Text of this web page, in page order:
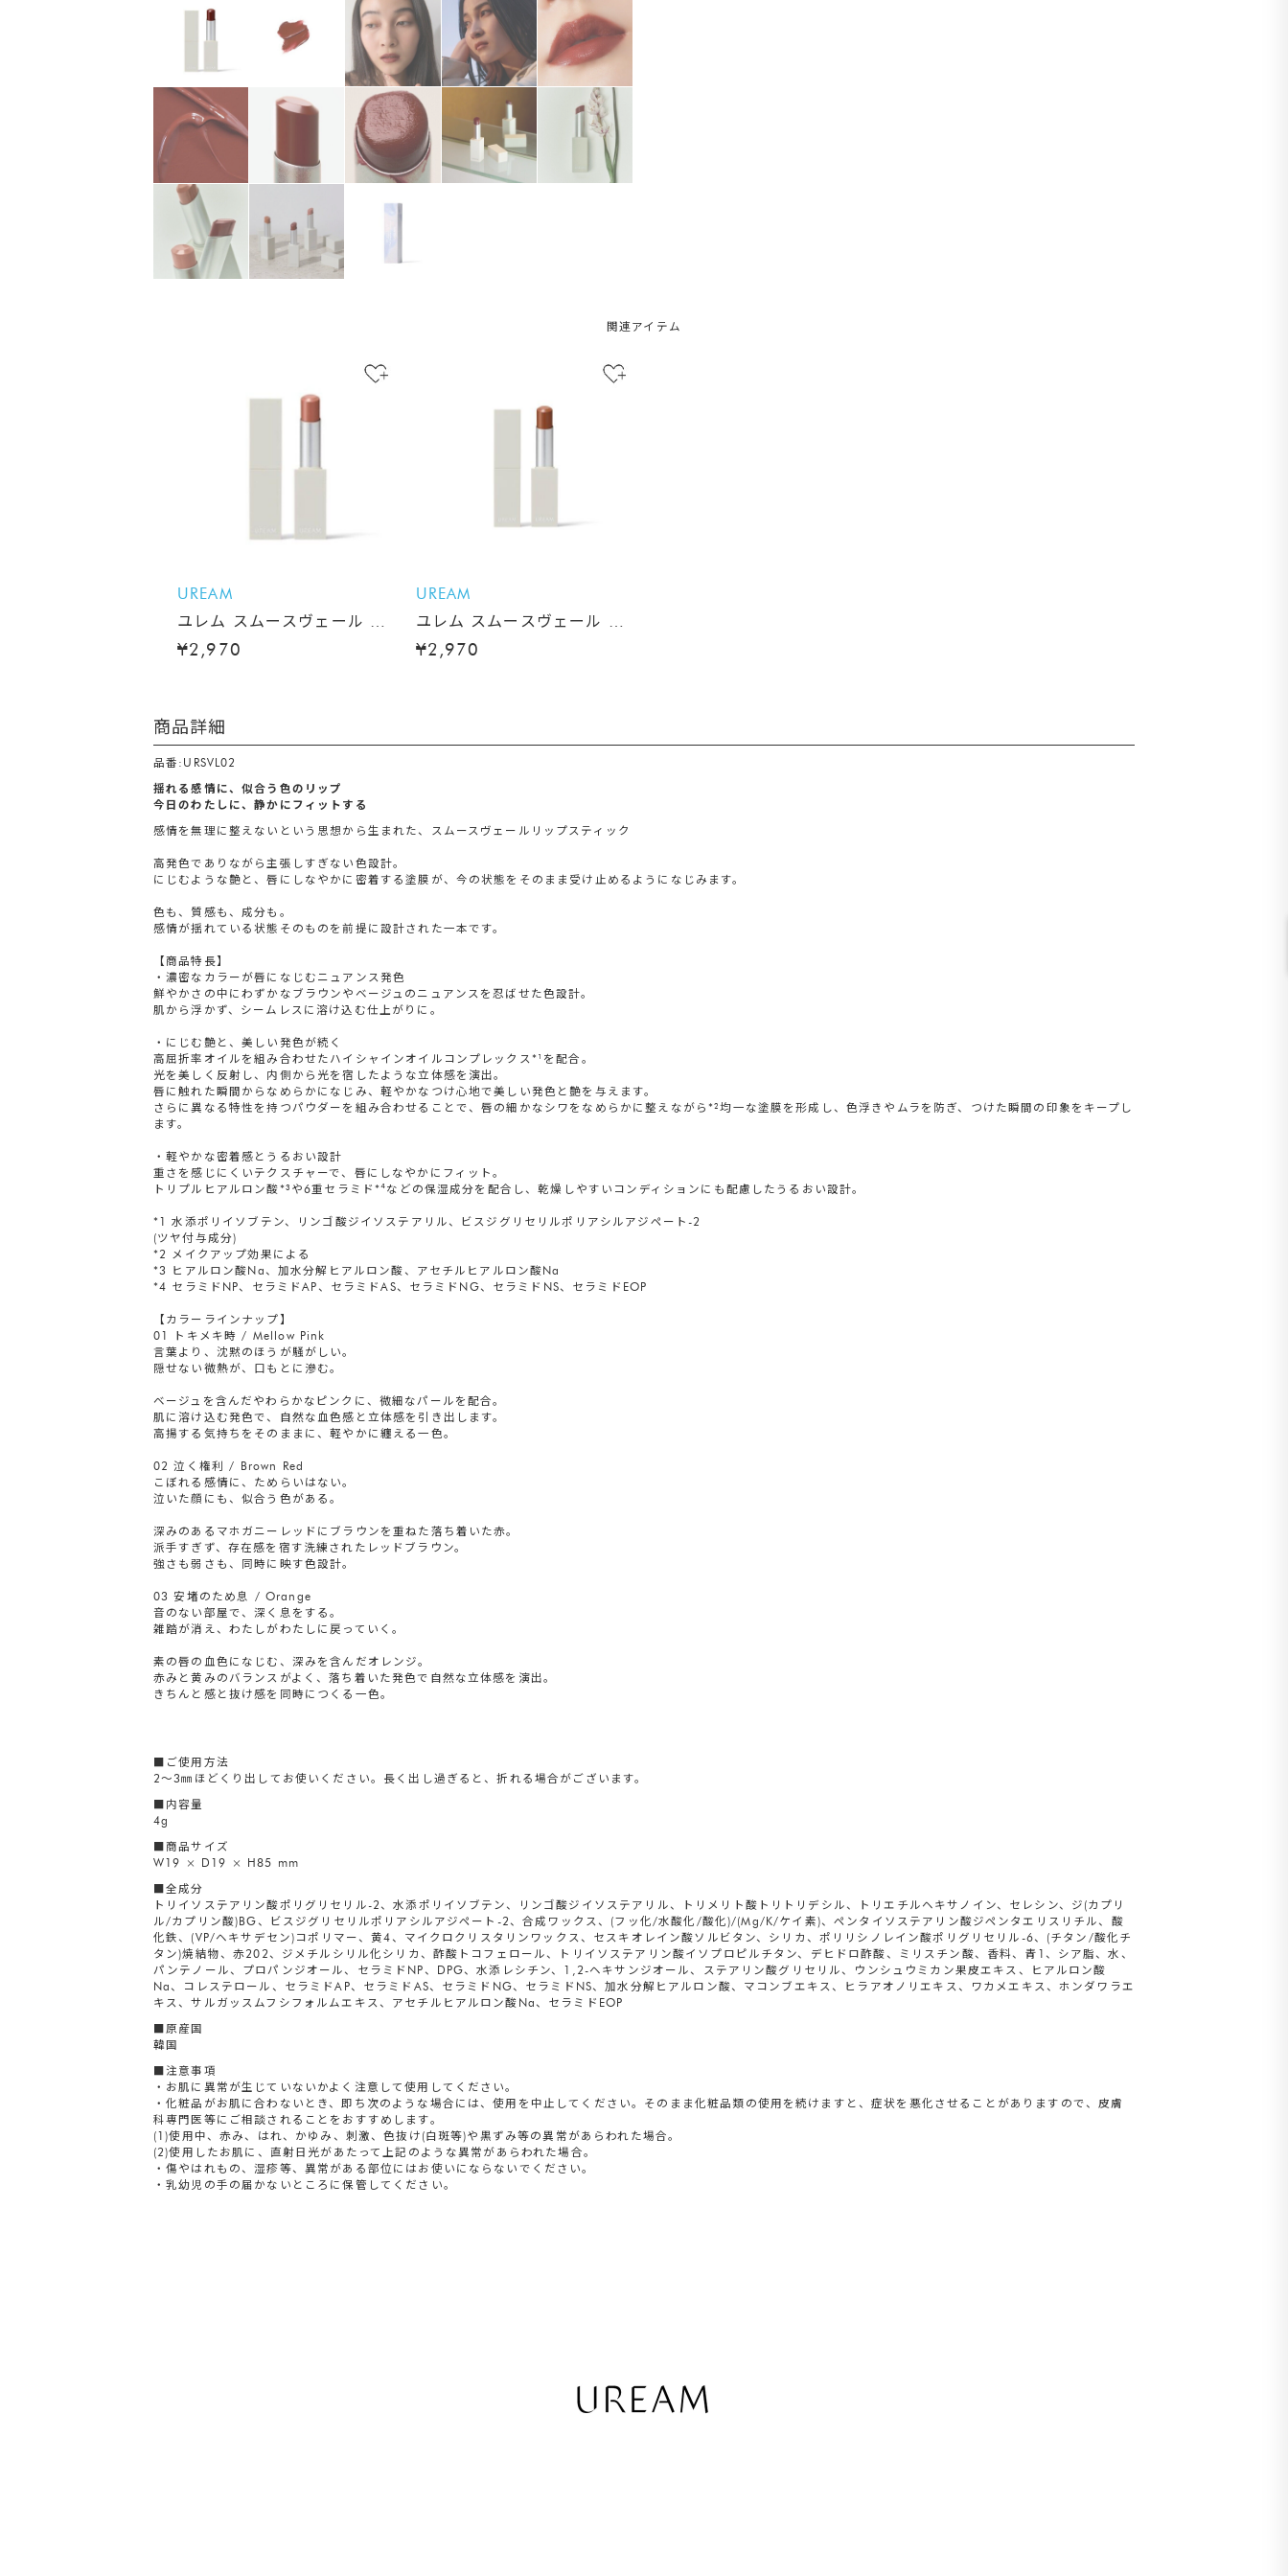
UREAM
ユレム スムースヴェール リ
ップスティック
¥2,970
UREAM
ユレム スムースヴェール リ
ップスティック
¥2,970
商品詳細
品番:URSVL02
揺れる感情に、似合う色のリップ
今日のわたしに、静かにフィットする
感情を無理に整えないという思想から生まれた、スムースヴェールリップスティック
高発色でありながら主張しすぎない色設計。
にじむような艶と、唇にしなやかに密着する塗膜が、今の状態をそのまま受け止めるようになじみます。
色も、質感も、成分も。
感情が揺れている状態そのものを前提に設計された一本です。
【商品特長】
・濃密なカラーが唇になじむニュアンス発色
鮮やかさの中にわずかなブラウンやベージュのニュアンスを忍ばせた色設計。
肌から浮かず、シームレスに溶け込む仕上がりに。
・にじむ艶と、美しい発色が続く
高屈折率オイルを組み合わせたハイシャインオイルコンプレックス*¹を配合。
光を美しく反射し、内側から光を宿したような立体感を演出。
唇に触れた瞬間からなめらかになじみ、軽やかなつけ心地で美しい発色と艶を与えます。
さらに異なる特性を持つパウダーを組み合わせることで、唇の細かなシワをなめらかに整えながら*²均一な塗膜を形成し、色浮きやムラを防ぎ、つけた瞬間の印象をキープし
ます。
・軽やかな密着感とうるおい設計
重さを感じにくいテクスチャーで、唇にしなやかにフィット。
トリプルヒアルロン酸*³や6重セラミド*⁴などの保湿成分を配合し、乾燥しやすいコンディションにも配慮したうるおい設計。
*1 水添ポリイソブテン、リンゴ酸ジイソステアリル、ビスジグリセリルポリアシルアジペート-2
(ツヤ付与成分)
*2 メイクアップ効果による
*3 ヒアルロン酸Na、加水分解ヒアルロン酸、アセチルヒアルロン酸Na
*4 セラミドNP、セラミドAP、セラミドAS、セラミドNG、セラミドNS、セラミドEOP
【カラーラインナップ】
01 トキメキ時 / Mellow Pink
言葉より、沈黙のほうが騒がしい。
隠せない微熱が、口もとに滲む。
ベージュを含んだやわらかなピンクに、微細なパールを配合。
肌に溶け込む発色で、自然な血色感と立体感を引き出します。
高揚する気持ちをそのままに、軽やかに纏える一色。
02 泣く権利 / Brown Red
こぼれる感情に、ためらいはない。
泣いた顔にも、似合う色がある。
深みのあるマホガニーレッドにブラウンを重ねた落ち着いた赤。
派手すぎず、存在感を宿す洗練されたレッドブラウン。
強さも弱さも、同時に映す色設計。
03 安堵のため息 / Orange
音のない部屋で、深く息をする。
雑踏が消え、わたしがわたしに戻っていく。
素の唇の血色になじむ、深みを含んだオレンジ。
赤みと黄みのバランスがよく、落ち着いた発色で自然な立体感を演出。
きちんと感と抜け感を同時につくる一色。
■ご使用方法
2～3㎜ほどくり出してお使いください。長く出し過ぎると、折れる場合がございます。
■内容量
4g
■商品サイズ
W19 × D19 × H85 mm
■全成分
トリイソステアリン酸ポリグリセリル-2、水添ポリイソブテン、リンゴ酸ジイソステアリル、トリメリト酸トリトリデシル、トリエチルヘキサノイン、セレシン、ジ(カプリ
ル/カプリン酸)BG、ビスジグリセリルポリアシルアジペート-2、合成ワックス、(フッ化/水酸化/酸化)/(Mg/K/ケイ素)、ペンタイソステアリン酸ジペンタエリスリチル、酸
化鉄、(VP/ヘキサデセン)コポリマー、黄4、マイクロクリスタリンワックス、セスキオレイン酸ソルビタン、シリカ、ポリリシノレイン酸ポリグリセリル-6、(チタン/酸化チ
タン)焼結物、赤202、ジメチルシリル化シリカ、酢酸トコフェロール、トリイソステアリン酸イソプロピルチタン、デヒドロ酢酸、ミリスチン酸、香料、青1、シア脂、水、
パンテノール、プロパンジオール、セラミドNP、DPG、水添レシチン、1,2-ヘキサンジオール、ステアリン酸グリセリル、ウンシュウミカン果皮エキス、ヒアルロン酸
Na、コレステロール、セラミドAP、セラミドAS、セラミドNG、セラミドNS、加水分解ヒアルロン酸、マコンブエキス、ヒラアオノリエキス、ワカメエキス、ホンダワラエ
キス、サルガッスムフシフォルムエキス、アセチルヒアルロン酸Na、セラミドEOP
■原産国
韓国
■注意事項
・お肌に異常が生じていないかよく注意して使用してください。
・化粧品がお肌に合わないとき、即ち次のような場合には、使用を中止してください。そのまま化粧品類の使用を続けますと、症状を悪化させることがありますので、皮膚
科専門医等にご相談されることをおすすめします。
(1)使用中、赤み、はれ、かゆみ、刺激、色抜け(白斑等)や黒ずみ等の異常があらわれた場合。
(2)使用したお肌に、直射日光があたって上記のような異常があらわれた場合。
・傷やはれもの、湿疹等、異常がある部位にはお使いにならないでください。
・乳幼児の手の届かないところに保管してください。